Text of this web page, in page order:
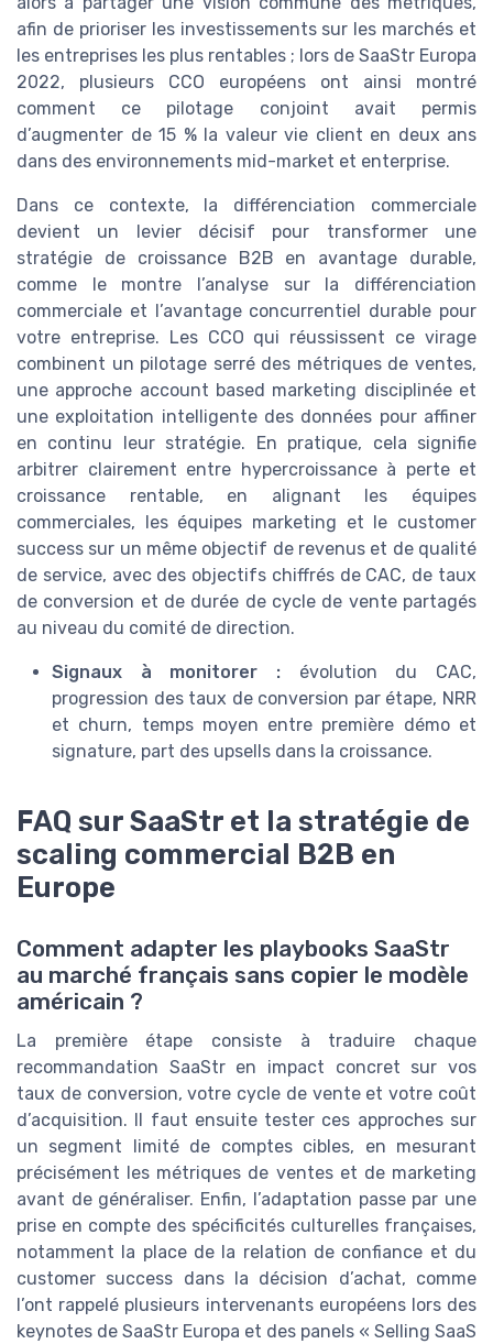
afin de prioriser les investissements sur les marchés et
les entreprises les plus rentables ; lors de SaaStr Europa
2022, plusieurs CCO européens ont ainsi montré
comment ce pilotage conjoint avait permis
d’augmenter de 15 % la valeur vie client en deux ans
dans des environnements mid-market et enterprise.
Dans ce contexte, la différenciation commerciale
devient un levier décisif pour transformer une
stratégie de croissance B2B en avantage durable,
comme le montre l’analyse sur la différenciation
commerciale et l’avantage concurrentiel durable pour
votre entreprise. Les CCO qui réussissent ce virage
combinent un pilotage serré des métriques de ventes,
une approche account based marketing disciplinée et
une exploitation intelligente des données pour affiner
en continu leur stratégie. En pratique, cela signifie
arbitrer clairement entre hypercroissance à perte et
croissance rentable, en alignant les équipes
commerciales, les équipes marketing et le customer
success sur un même objectif de revenus et de qualité
de service, avec des objectifs chiffrés de CAC, de taux
de conversion et de durée de cycle de vente partagés
au niveau du comité de direction.
Signaux à monitorer : évolution du CAC,
progression des taux de conversion par étape, NRR
et churn, temps moyen entre première démo et
signature, part des upsells dans la croissance.
FAQ sur SaaStr et la stratégie de
scaling commercial B2B en
Europe
Comment adapter les playbooks SaaStr
au marché français sans copier le modèle
américain ?
La première étape consiste à traduire chaque
recommandation SaaStr en impact concret sur vos
taux de conversion, votre cycle de vente et votre coût
d’acquisition. Il faut ensuite tester ces approches sur
un segment limité de comptes cibles, en mesurant
précisément les métriques de ventes et de marketing
avant de généraliser. Enfin, l’adaptation passe par une
prise en compte des spécificités culturelles françaises,
notamment la place de la relation de confiance et du
customer success dans la décision d’achat, comme
l’ont rappelé plusieurs intervenants européens lors des
keynotes de SaaStr Europa et des panels « Selling SaaS